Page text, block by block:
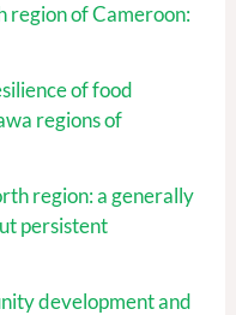
region of Cameroon:
of food
regions of
region: a generally
persistent
development and